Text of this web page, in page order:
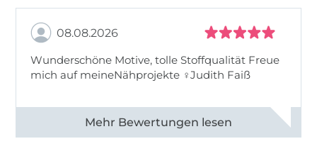
08.08.2026
Wunderschöne Motive, tolle Stoffqualität Freue
mich auf meineNähprojekte ♀Judith Faiß
Alle 82990 Bewertungen ansehen